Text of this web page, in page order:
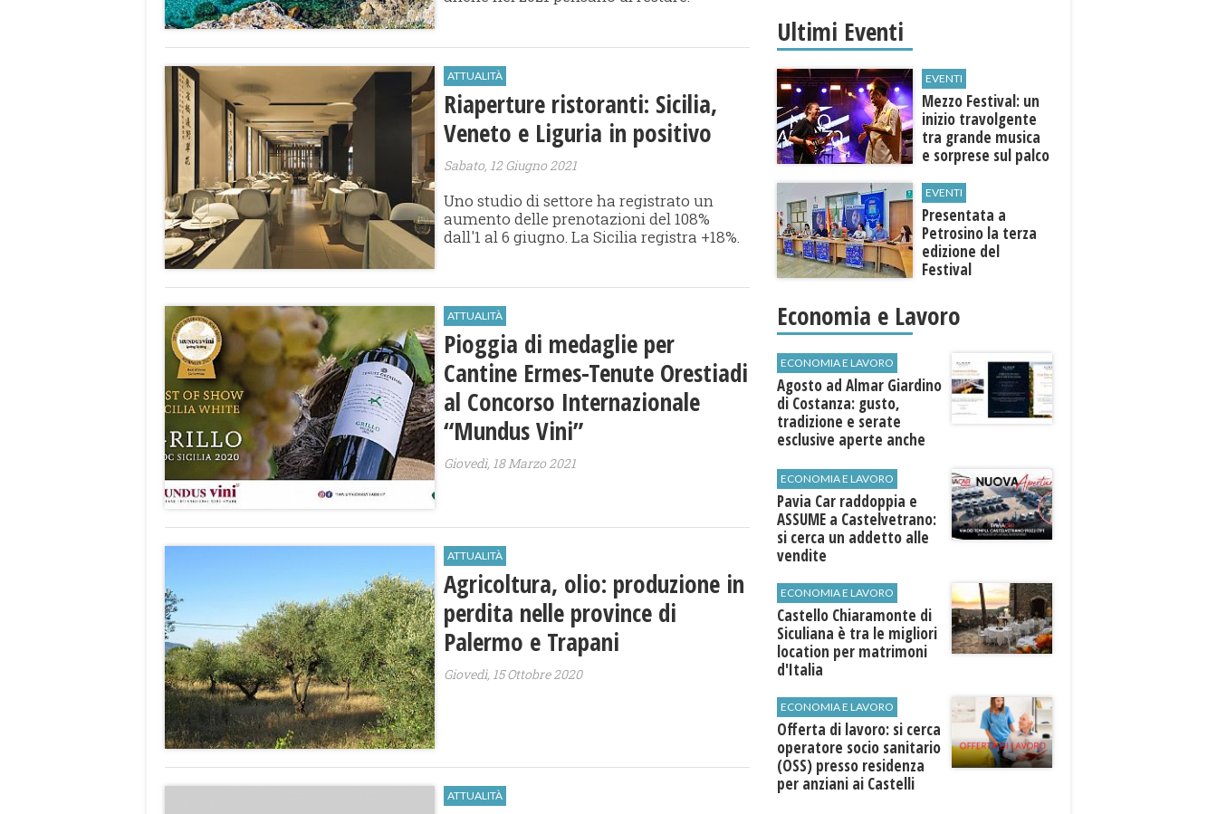
ATTUALITÀ
Riaperture ristoranti: Sicilia,
Veneto e Liguria in positivo
Sabato, 12 Giugno 2021
Uno studio di settore ha registrato un
aumento delle prenotazioni del 108%
dall'1 al 6 giugno. La Sicilia registra +18%.
ATTUALITÀ
Pioggia di medaglie per
Cantine Ermes-Tenute Orestiadi
al Concorso Internazionale
“Mundus Vini”
Giovedì, 18 Marzo 2021
ATTUALITÀ
Agricoltura, olio: produzione in
perdita nelle province di
Palermo e Trapani
Giovedì, 15 Ottobre 2020
ATTUALITÀ
Ultimi Eventi
EVENTI
Mezzo Festival: un
inizio travolgente
tra grande musica
e sorprese sul palco
EVENTI
Presentata a
Petrosino la terza
edizione del
Festival
"Voci dal
Economia e Lavoro
ECONOMIA E LAVORO
Agosto ad Almar Giardino
di Costanza: gusto,
tradizione e serate
esclusive aperte anche
ECONOMIA E LAVORO
Pavia Car raddoppia e
ASSUME a Castelvetrano:
si cerca un addetto alle
vendite
ECONOMIA E LAVORO
Castello Chiaramonte di
Siculiana è tra le migliori
location per matrimoni
d'Italia
ECONOMIA E LAVORO
Offerta di lavoro: si cerca
operatore socio sanitario
(OSS) presso residenza
per anziani ai Castelli